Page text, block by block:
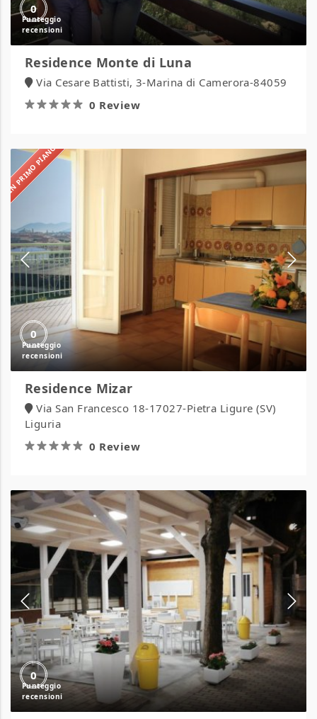
0
Residence Monte di Luna
Via Cesare Battisti, 3-Marina di Camerora-84059
0 Review
IN PRIMO PIANO
0
Residence Mizar
Via San Francesco 18-17027-Pietra Ligure (SV)
Liguria
0 Review
0
Residence
Mare
Villaggio
Turistico